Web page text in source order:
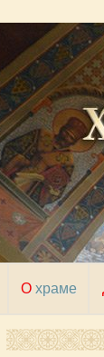
О храме